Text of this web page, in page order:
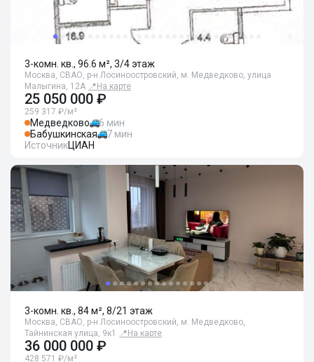
3-комн. кв., 96.6 м², 3/4 этаж
Москва, СВАО, р-н Лосиноостровский, м. Медведково, улица
Малыгина, 12А 📍 На карте
25 050 000 ₽
259 317 ₽/м²
Медведково
6 мин
Бабушкинская
7 мин
ИсточникЦИАН
3-комн. кв., 84 м², 8/21 этаж
Москва, СВАО, р-н Лосиноостровский, м. Медведково,
Тайнинская улица, 9к1
📍 На карте
36 000 000 ₽
428 571 ₽/м²